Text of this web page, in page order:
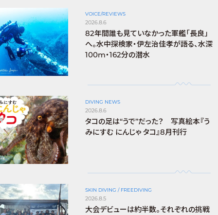
VOICE/REVIEWS
2026.8.6
82年間誰も見ていなかった軍艦「長良」
へ。水中探検家・伊左治佳孝が語る、水深
100m・162分の潜水
DIVING NEWS
2026.8.6
タコの足は“うで”だった？ 写真絵本『う
みにすむ にんじゃ タコ』8月刊行
SKIN DIVING / FREEDIVING
2026.8.5
大会デビューは約半数。それぞれの挑戦